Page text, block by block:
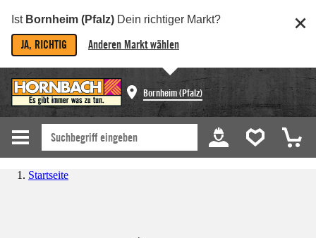
Ist Bornheim (Pfalz) Dein richtiger Markt?
JA, RICHTIG Anderen Markt wählen
Bornheim (Pfalz)
Startseite